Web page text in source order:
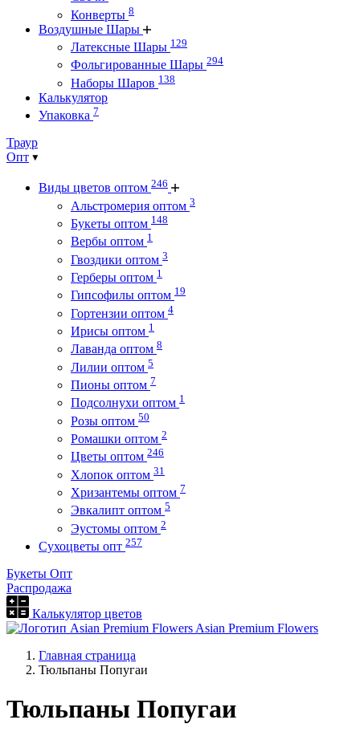
Конверты 8
Воздушные Шары
Латексные Шары 129
Фольгированные Шары 294
Наборы Шаров 138
Калькулятор
Упаковка 7
Траур
Опт
Виды цветов оптом 246
Альстромерия оптом 3
Букеты оптом 148
Вербы оптом 1
Гвоздики оптом 3
Герберы оптом 1
Гипсофилы оптом 19
Гортензии оптом 4
Ирисы оптом 1
Лаванда оптом 8
Лилии оптом 5
Пионы оптом 7
Подсолнухи оптом 1
Розы оптом 50
Ромашки оптом 2
Цветы оптом 246
Хлопок оптом 31
Хризантемы оптом 7
Эвкалипт оптом 5
Эустомы оптом 2
Сухоцветы опт 257
Букеты Опт
Распродажа
Калькулятор цветов
Asian Premium Flowers
Главная страница
Тюльпаны Попугаи
Тюльпаны Попугаи